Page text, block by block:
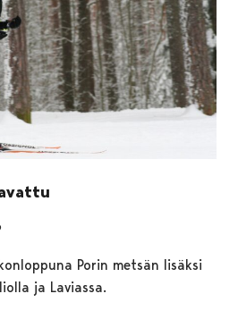
Porin metsän lisäksi
ja Laviassa.